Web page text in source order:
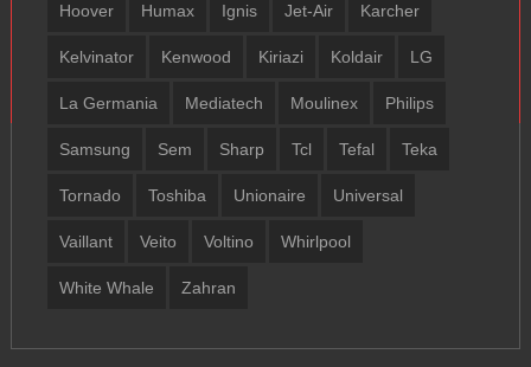
Hoover Humax Ignis Jet-Air Karcher
Kelvinator Kenwood Kiriazi Koldair LG
La Germania Mediatech Moulinex Philips
Samsung Sem Sharp Tcl Tefal Teka
Tornado Toshiba Unionaire Universal
Vaillant Veito Voltino Whirlpool
White Whale Zahran